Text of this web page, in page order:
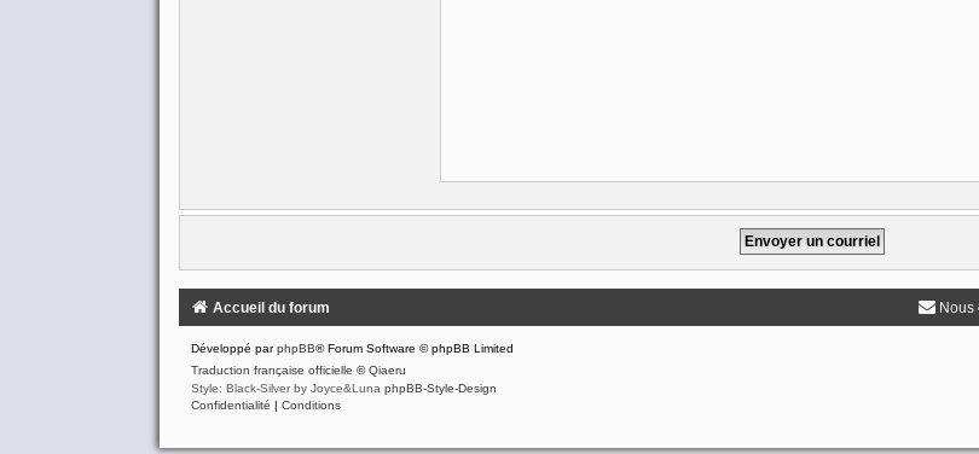
Accueil du forum Nous
Développé parphpBB® Forum Software © phpBB Limited
Traduction française officielle ©Qiaeru
Style: Black-Silver by Joyce&Luna phpBB-Style-Design
Confidentialité
Conditions